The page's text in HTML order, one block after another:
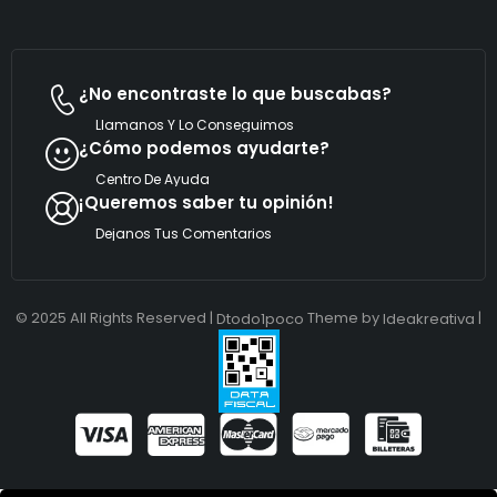
¿No encontraste lo que buscabas?
Llamanos Y Lo Conseguimos
¿Cómo podemos ayudarte?
Centro De Ayuda
¡Queremos saber tu opinión!
Dejanos Tus Comentarios
© 2025 All Rights Reserved | Dtodo1poco Theme by Ideakreativa |